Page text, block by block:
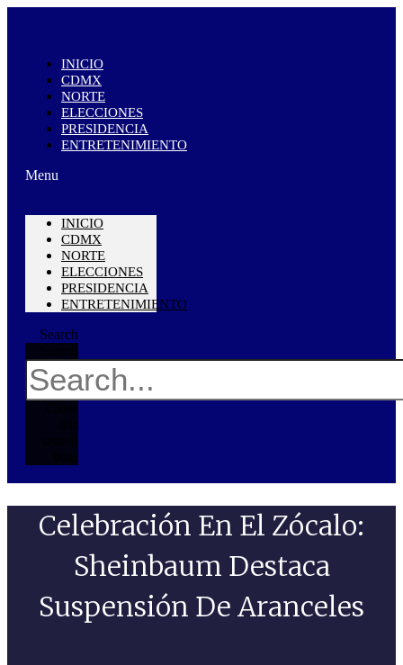
INICIO
CDMX
NORTE
ELECCIONES
PRESIDENCIA
ENTRETENIMIENTO
Menu
INICIO
CDMX
NORTE
ELECCIONES
PRESIDENCIA
ENTRETENIMIENTO
Search
Celebración En El Zócalo:
Sheinbaum Destaca
Suspensión De Aranceles